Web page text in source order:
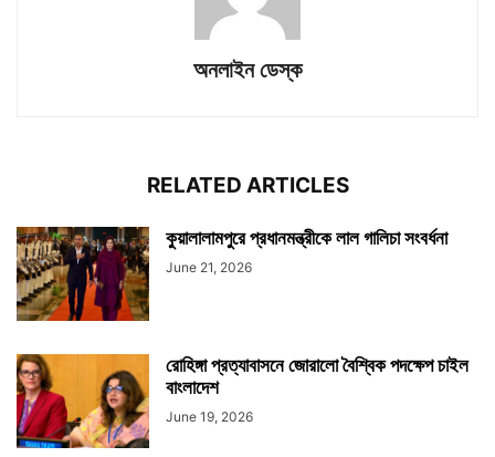
অনলাইন ডেস্ক
RELATED ARTICLES
কুয়ালালামপুরে প্রধানমন্ত্রীকে লাল গালিচা সংবর্ধনা
June 21, 2026
রোহিঙ্গা প্রত্যাবাসনে জোরালো বৈশ্বিক পদক্ষেপ চাইল
বাংলাদেশ
June 19, 2026